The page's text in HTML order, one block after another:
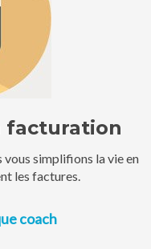
facturation
vous simplifions la vie en
les factures.
coach